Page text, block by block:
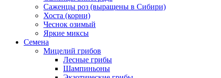
Саженцы роз (выращены в Сибири)
Хоста (корни)
Чеснок озимый
Яркие миксы
Семена
Мицелий грибов
Лесные грибы
Шампиньоны